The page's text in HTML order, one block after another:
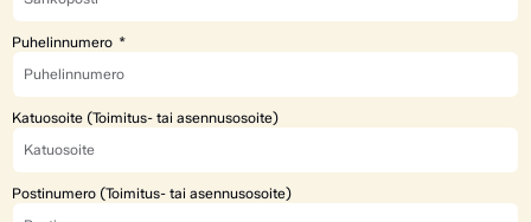
Puhelinnumero
Katuosoite (Toimitus- tai asennusosoite)
Postinumero (Toimitus- tai asennusosoite)